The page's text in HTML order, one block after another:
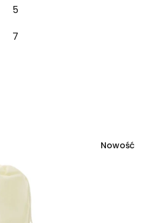
5
7
Nowość